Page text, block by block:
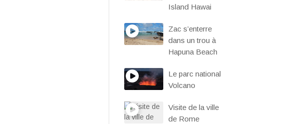
Island Hawai
Zac s’enterre
dans un trou à
Hapuna Beach
Le parc national
Volcano
Visite de la ville
de Rome